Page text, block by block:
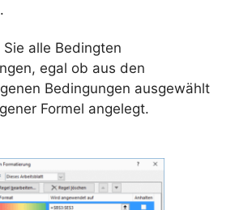
.
alle Bedingten
egal ob aus den
Bedingungen ausgewählt
Formel angelegt.